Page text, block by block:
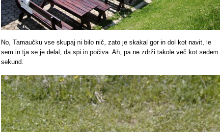
No, Tamaučku vse skupaj ni bilo nič, zato je skakal gor in dol kot navit, le
sem in tja se je delal, da spi in počiva. Ah, pa ne zdrži takole več kot sedem
sekund.